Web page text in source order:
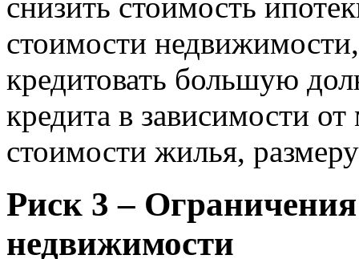
стоимости
кредитовать большую
кредита в зависимости
стоимости жилья,
Риск 3 –
недвижимости